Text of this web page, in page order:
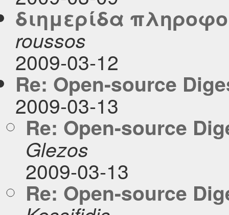
διημερίδα
roussos
2009-03-12
Re: Open-source
2009-03-13
Re: Open-source
Glezos
2009-03-13
Re: Open-source